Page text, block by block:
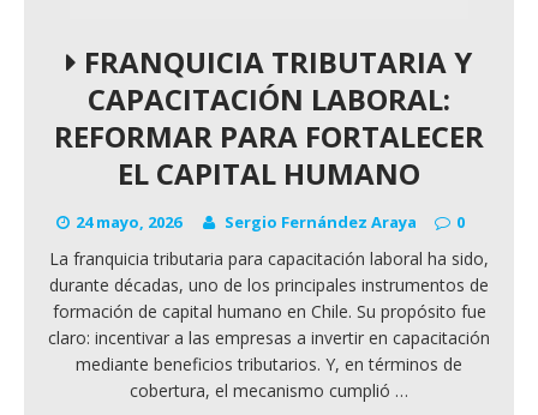
FRANQUICIA TRIBUTARIA Y
CAPACITACIÓN LABORAL:
REFORMAR PARA FORTALECER
EL CAPITAL HUMANO
24 mayo, 2026 Sergio Fernández Araya 0
La franquicia tributaria para capacitación laboral ha sido,
durante décadas, uno de los principales instrumentos de
formación de capital humano en Chile. Su propósito fue
claro: incentivar a las empresas a invertir en capacitación
mediante beneficios tributarios. Y, en términos de
cobertura, el mecanismo cumplió …